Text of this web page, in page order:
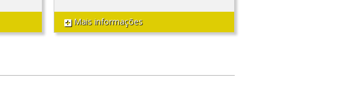
Mais informações